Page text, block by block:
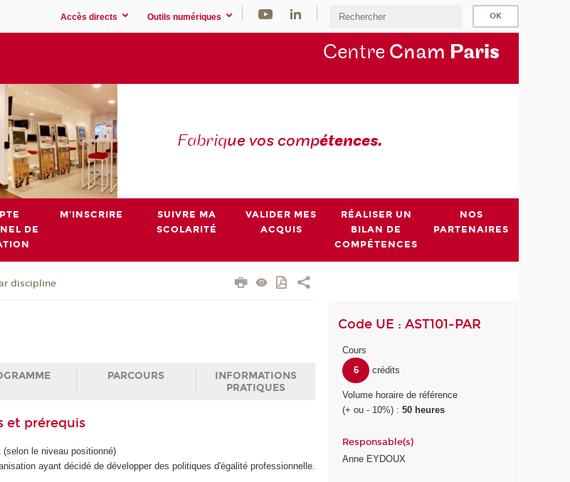
Accès directs Outils numériques
Centre Cnam Paris
Fabrique vos compétences.
DE
M'INSCRIRE
SUIVRE MA
SCOLARITÉ
VALIDER MES
ACQUIS
RÉALISER UN
BILAN DE
COMPÉTENCES
NOS
PARTENAIRES
discipline
PARCOURS
INFORMATIONS
PRATIQUES
et prérequis
le niveau positionné)
ayant décidé de développer des politiques d'égalité professionnelle.
Code UE : AST101-PAR
Cours
6
crédits
Volume horaire de référence
(+ ou - 10%) :50 heures
Responsable(s)
Anne EYDOUX